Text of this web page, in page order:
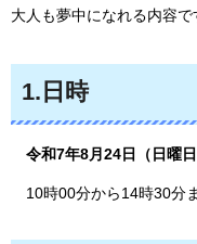
大人も夢中になれる内容で
1.日時
令和7年8月24日（日曜日
10時00分から14時30分